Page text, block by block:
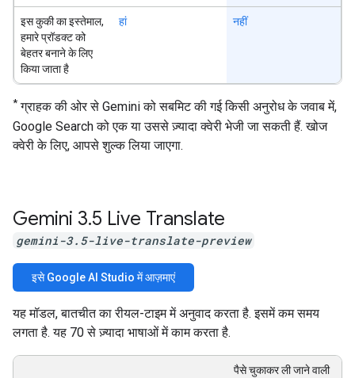
इस कुकी का इस्तेमाल,
हमारे प्रॉडक्ट को
बेहतर बनाने के लिए
किया जाता है
हां नहीं
* ग्राहक की ओर से Gemini को सबमिट की गई किसी अनुरोध के जवाब में,
Google Search को एक या उससे ज़्यादा क्वेरी भेजी जा सकती हैं. खोज
क्वेरी के लिए, आपसे शुल्क लिया जाएगा.
Gemini 3.5 Live Translate
gemini-3.5-live-translate-preview
इसे Google AI Studio में आज़माएं
यह मॉडल, बातचीत का रीयल-टाइम में अनुवाद करता है. इसमें कम समय
लगता है. यह 70 से ज़्यादा भाषाओं में काम करता है.
पैसे चुकाकर ली जाने वाली